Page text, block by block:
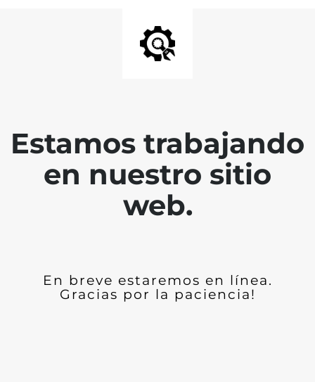
Estamos trabajando
en nuestro sitio
web.
En breve estaremos en línea.
Gracias por la paciencia!